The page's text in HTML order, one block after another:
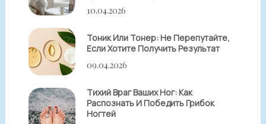
10.04.2026
Тоник Или Тонер: Не Перепутайте,
Если Хотите Получить Результат
09.04.2026
Тихий Враг Ваших Ног: Как
Распознать И Победить Грибок
Ногтей